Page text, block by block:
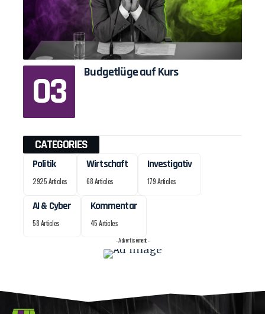
Budgetlüge auf Kurs
CATEGORIES
Politik
2925 Articles
Wirtschaft
68 Articles
Investigativ
179 Articles
AI & Cyber
58 Articles
Kommentar
45 Articles
- Advertisement -